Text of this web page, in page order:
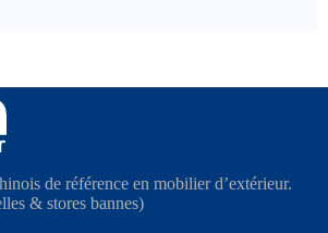
de référence en mobilier d’extérieur.
& stores bannes)